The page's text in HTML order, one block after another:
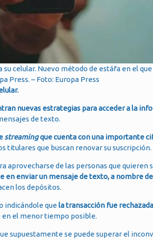
celular. Nuevo método de estáfa en el
Press. – Foto: Europa Press
nuevas estrategias para acceder a la
de texto.
streamingque cuenta con una importante
titulares que buscan renovar su suscripción.
aprovecharse de las personas que
en enviar un mensaje de texto, a nombre
los depósitos.
indicándole quela transacción fue
el menor tiempo posible.
supuestamente se puede superar el